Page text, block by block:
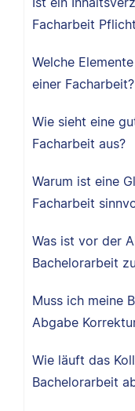
Facharbeit
Welche
einer Facharbeit?
Wie sieht eine
Facharbeit aus?
Warum ist eine
Facharbeit
Was ist vor der
Bachelorarbeit
Muss ich meine
Abgabe
Wie läuft das
Bachelorarbeit